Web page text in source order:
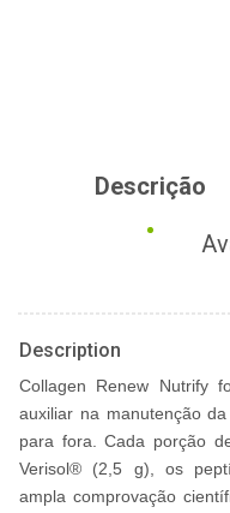
Descrição
Description
Collagen Renew Nutrify
auxiliar na manutenção
para fora. Cada porção
Verisol® (2,5 g), os
ampla comprovação